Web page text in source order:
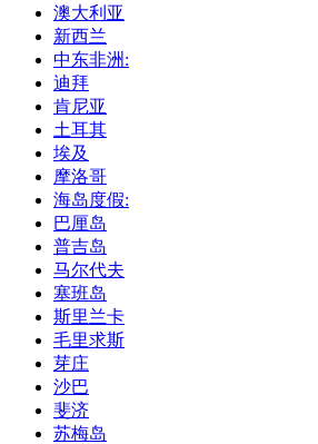
澳大利亚
新西兰
中东非洲:
迪拜
肯尼亚
土耳其
埃及
摩洛哥
海岛度假:
巴厘岛
普吉岛
马尔代夫
塞班岛
斯里兰卡
毛里求斯
芽庄
沙巴
斐济
苏梅岛